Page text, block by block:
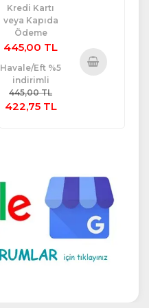
Kredi Kartı
veya Kapıda
Ödeme
445,00 TL
Havale/Eft %5
indirimli
445,00 TL
422,75 TL